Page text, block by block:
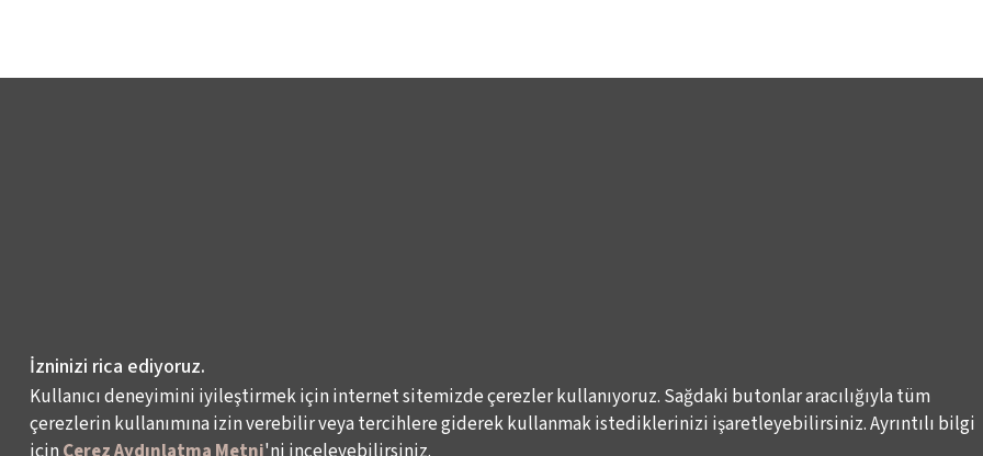
İzninizi rica ediyoruz.
Kullanıcı deneyimini iyileştirmek için internet sitemizde çerezler kullanıyoruz. Sağdaki butonlar aracılığıyla tüm
çerezlerin kullanımına izin verebilir veya tercihlere giderek kullanmak istediklerinizi işaretleyebilirsiniz. Ayrıntılı bilgi